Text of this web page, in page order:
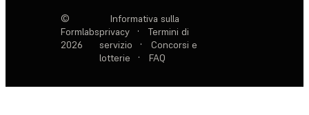
©
Formlabs
2026
Informativa sulla
privacy
·
Termini di
servizio
·
Concorsi e
lotterie
· FAQ